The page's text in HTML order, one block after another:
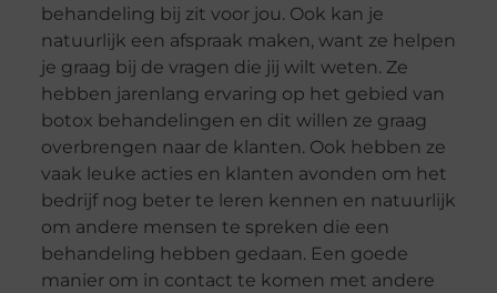
behandeling bij zit voor jou. Ook kan je
natuurlijk een afspraak maken, want ze helpen
je graag bij de vragen die jij wilt weten. Ze
hebben jarenlang ervaring op het gebied van
botox behandelingen en dit willen ze graag
overbrengen naar de klanten. Ook hebben ze
vaak leuke acties en klanten avonden om het
bedrijf nog beter te leren kennen en natuurlijk
om andere mensen te spreken die een
behandeling hebben gedaan. Een goede
manier om in contact te komen met andere